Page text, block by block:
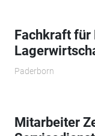
Fachkraft
Paderborn
Mitarbeiter